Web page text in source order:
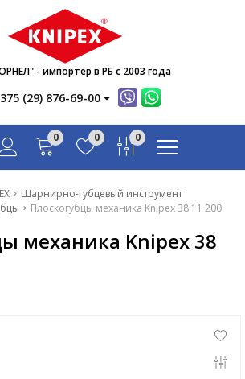
- импортёр в РБ с 2003 года
(29) 876-69-00
Каталог
Новости
0 0 0
Шарнирно-губцевый инструмент
Плоскогубцы механика Knipex 38 11 200
механика Knipex 38
Новости
Акции
Инфо
Контакты
Вопрос-ответ